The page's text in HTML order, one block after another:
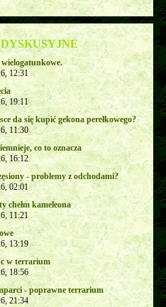
12:31
19:11
da się kupić gekona perełkowego?
11:30
co to oznacza
16:12
- problemy z odchodami?
02:01
chełm kameleona
11:21
13:19
w terrarium
18:56
- poprawne terrarium
21:34